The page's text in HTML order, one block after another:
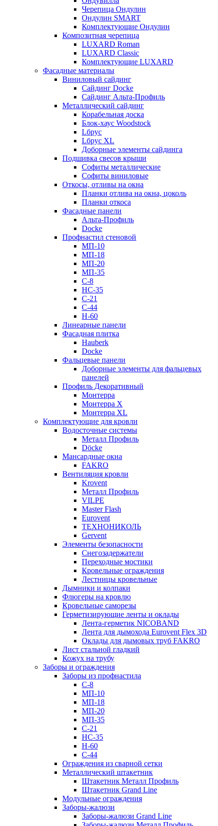
Черепица Ондулин
Ондулин SMART
Комплектующие Ондулин
Композитная черепица
LUXARD Roman
LUXARD Classic
Комплектующие LUXARD
Фасадные материалы
Виниловый сайдинг
Сайдинг Docke
Сайдинг Альта-Профиль
Металлический сайдинг
Корабельная доска
Блок-хаус Woodstock
Lбрус
Lбрус XL
Доборные элементы сайдинга
Подшивка свесов крыши
Софиты металлические
Софиты виниловые
Откосы, отливы на окна
Планки отлива на окна, цоколь
Планки откоса
Фасадные панели
Альта-Профиль
Docke
Профнастил стеновой
МП-10
МП-18
МП-20
МП-35
С-8
НС-35
С-21
С-44
Н-60
Линеарные панели
Фасадная плитка
Hauberk
Docke
Фальцевые панели
Доборные элементы для фальцевых
панелей
Профиль Декоративный
Монтерра
Монтерра X
Монтерра XL
Комплектующие для кровли
Водосточные системы
Металл Профиль
Döcke
Мансардные окна
FAKRO
Вентиляция кровли
Krovent
Металл Профиль
VILPE
Master Flash
Eurovent
ТЕХНОНИКОЛЬ
Gervent
Элементы безопасности
Снегозадержатели
Переходные мостики
Кровельные ограждения
Лестницы кровельные
Дымники и колпаки
Флюгеры на кровлю
Кровельные саморезы
Герметизирующие ленты и оклады
Лента-герметик NICOBAND
Лента для дымохода Eurovent Flex 3D
Оклады для дымовых труб FAKRO
Лист стальной гладкий
Кожух на трубу
Заборы и ограждения
Заборы из профнастила
С-8
МП-10
МП-18
МП-20
МП-35
С-21
НС-35
Н-60
С-44
Ограждения из сварной сетки
Металлический штакетник
Штакетник Металл Профиль
Штакетник Grand Line
Модульные ограждения
Заборы-жалюзи
Заборы-жалюзи Grand Line